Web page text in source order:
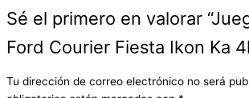
Sé el primero en valorar
Ford Courier Fiesta Ikon Ka
Tu dirección de correo electrónico no será